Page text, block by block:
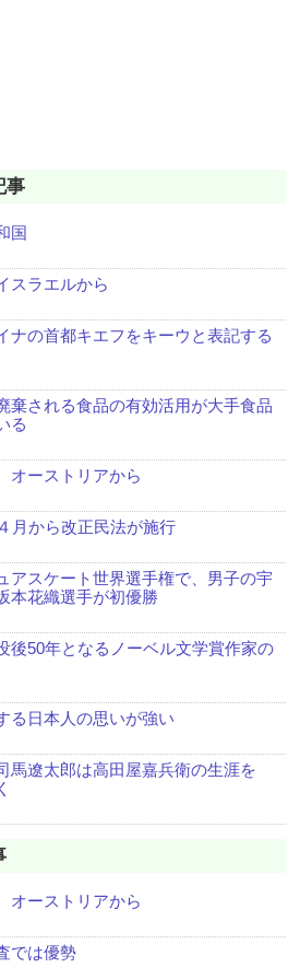
事
国
スラエルから
ナの首都キエフをキーウと表記する
棄される食品の有効活用が大手食品
る
ーストリアから
月から改正民法が施行
アスケート世界選手権で、男子の宇
本花織選手が初優勝
後50年となるノーベル文学賞作家の
る日本人の思いが強い
馬遼太郎は高田屋嘉兵衛の生涯を
ーストリアから
では優勢